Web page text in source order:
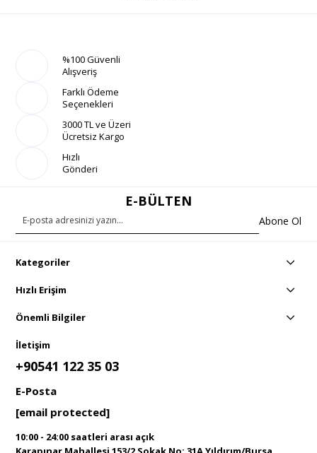
%100 Güvenli
Alışveriş
Farklı Ödeme
Seçenekleri
3000 TL ve Üzeri
Ücretsiz Kargo
Hızlı
Gönderi
E-BÜLTEN
Abone Ol
Kategoriler
Hızlı Erişim
Önemli Bilgiler
İletişim
+90541 122 35 03
E-Posta
[email protected]
10:00 - 24:00 saatleri arası açık